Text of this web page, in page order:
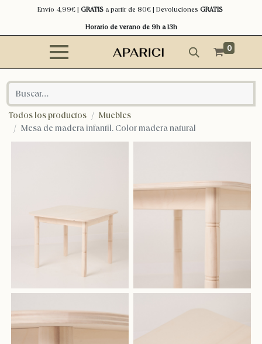
Envío 4,99€ | GRATISa partir de 80€ | Devoluciones GRATIS
Horario de verano de 9h a 13h
0
Todos los productos
Muebles
Mesa de madera infantil. Color madera natural